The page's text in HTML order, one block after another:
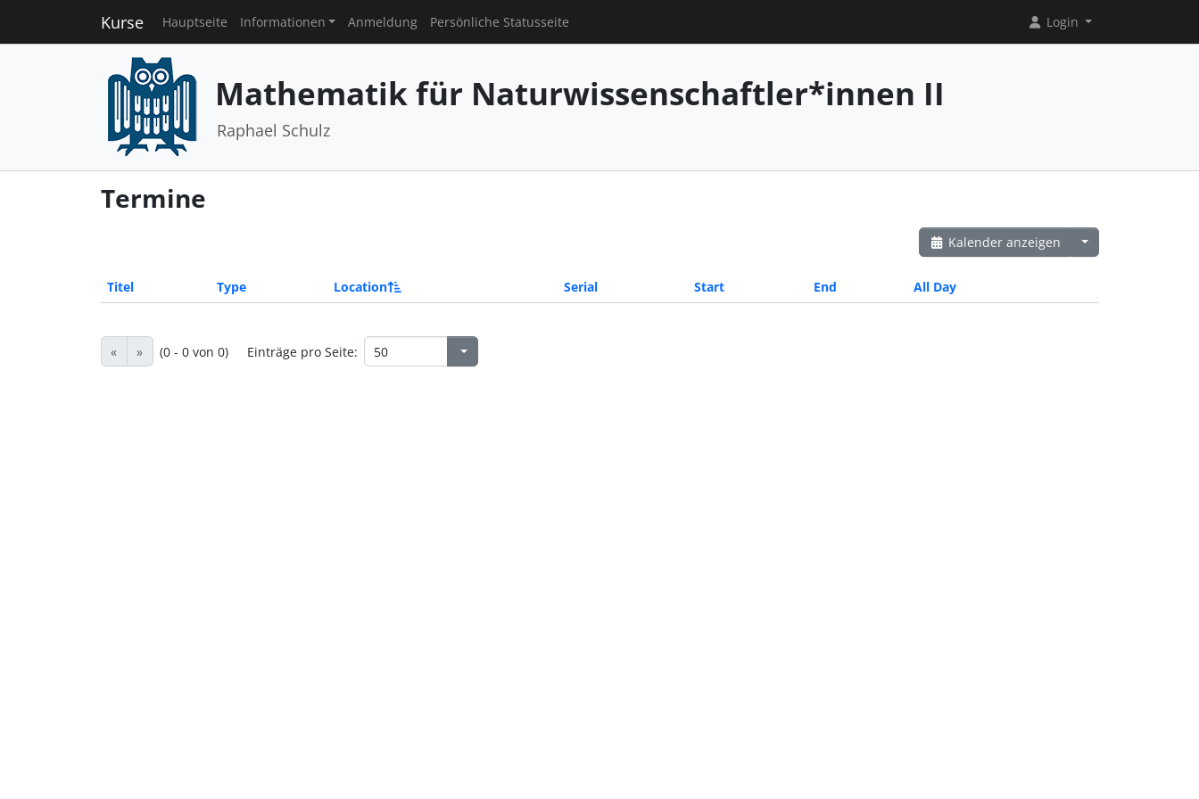
Kurse Hauptseite Informationen Anmeldung Persönliche Statusseite Login
Mathematik für Naturwissenschaftler*innen II
Raphael Schulz
Termine
Kalender anzeigen
Titel Type Location Serial Start End All Day
« » (0 - 0 von 0) Einträge pro Seite: